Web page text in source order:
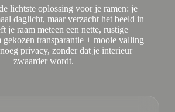
lichtste oplossing voor je ramen: je
daglicht, maar verzacht het beeld in
je raam meteen een nette, rustige
transparantie + mooie valling
privacy, zonder dat je interieur
zwaarder wordt.